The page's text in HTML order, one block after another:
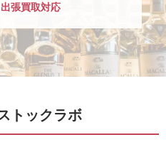
張買取対応
トックラボ